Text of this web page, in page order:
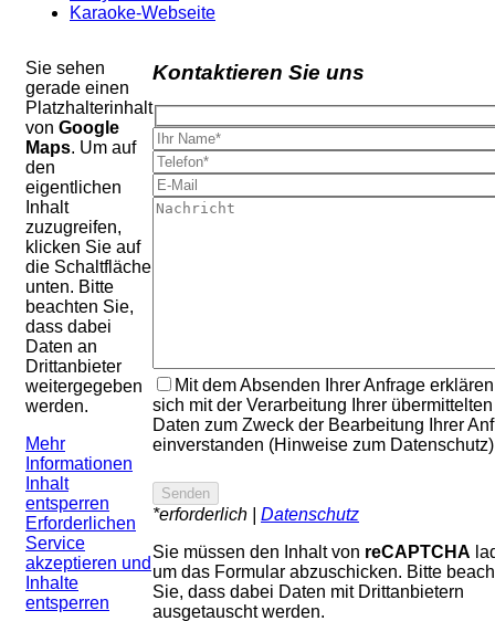
Karaoke-Webseite
Sie sehen
gerade einen
Platzhalterinhalt
von Google
Maps. Um auf
den
eigentlichen
Inhalt
zuzugreifen,
klicken Sie auf
die Schaltfläche
unten. Bitte
beachten Sie,
dass dabei
Daten an
Drittanbieter
weitergegeben
werden.
Mehr
Informationen
Inhalt
entsperren
Erforderlichen
Service
akzeptieren und
Inhalte
entsperren
Kontaktieren Sie uns
Mit dem Absenden Ihrer Anfrage
sich mit der Verarbeitung Ihrer übermittelten
Daten zum Zweck der Bearbeitung Ihrer
einverstanden (Hinweise zum Datenschutz)
*erforderlich | Datenschutz
Sie müssen den Inhalt von reCAPTCHA
um das Formular abzuschicken. Bitte
Sie, dass dabei Daten mit Drittanbietern
ausgetauscht werden.